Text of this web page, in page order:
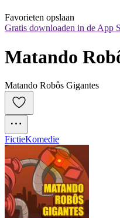
Favorieten opslaan
Gratis downloaden in de App
Matando
Matando Robôs Gigantes
FictieKomedie